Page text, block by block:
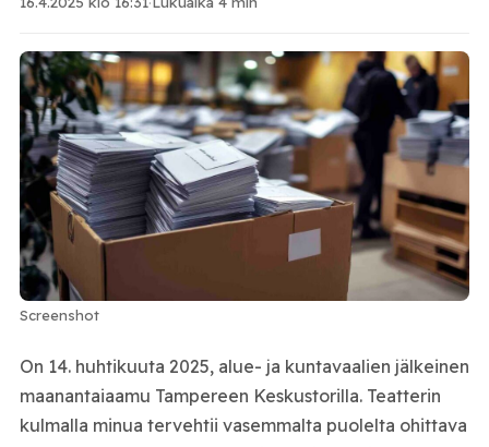
Screenshot
On 14. huhtikuuta 2025, alue- ja kuntavaalien jälkeinen
maanantaiaamu Tampereen Keskustorilla. Teatterin
kulmalla minua tervehtii vasemmalta puolelta ohittava